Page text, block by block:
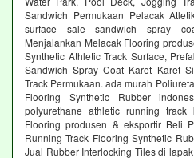
Sandwich Permukaan Pelacak
surface sale sandwich spray
Menjalankan Melacak Flooring
Synthetic Athletic Track Surface,
Sandwich Spray Coat Karet Karet
Track Permukaan. ada murah
Flooring Synthetic Rubber
polyurethane athletic running track
Flooring produsen & eksportir Beli
Running Track Flooring Synthetic
Jual Rubber Interlocking Tiles di